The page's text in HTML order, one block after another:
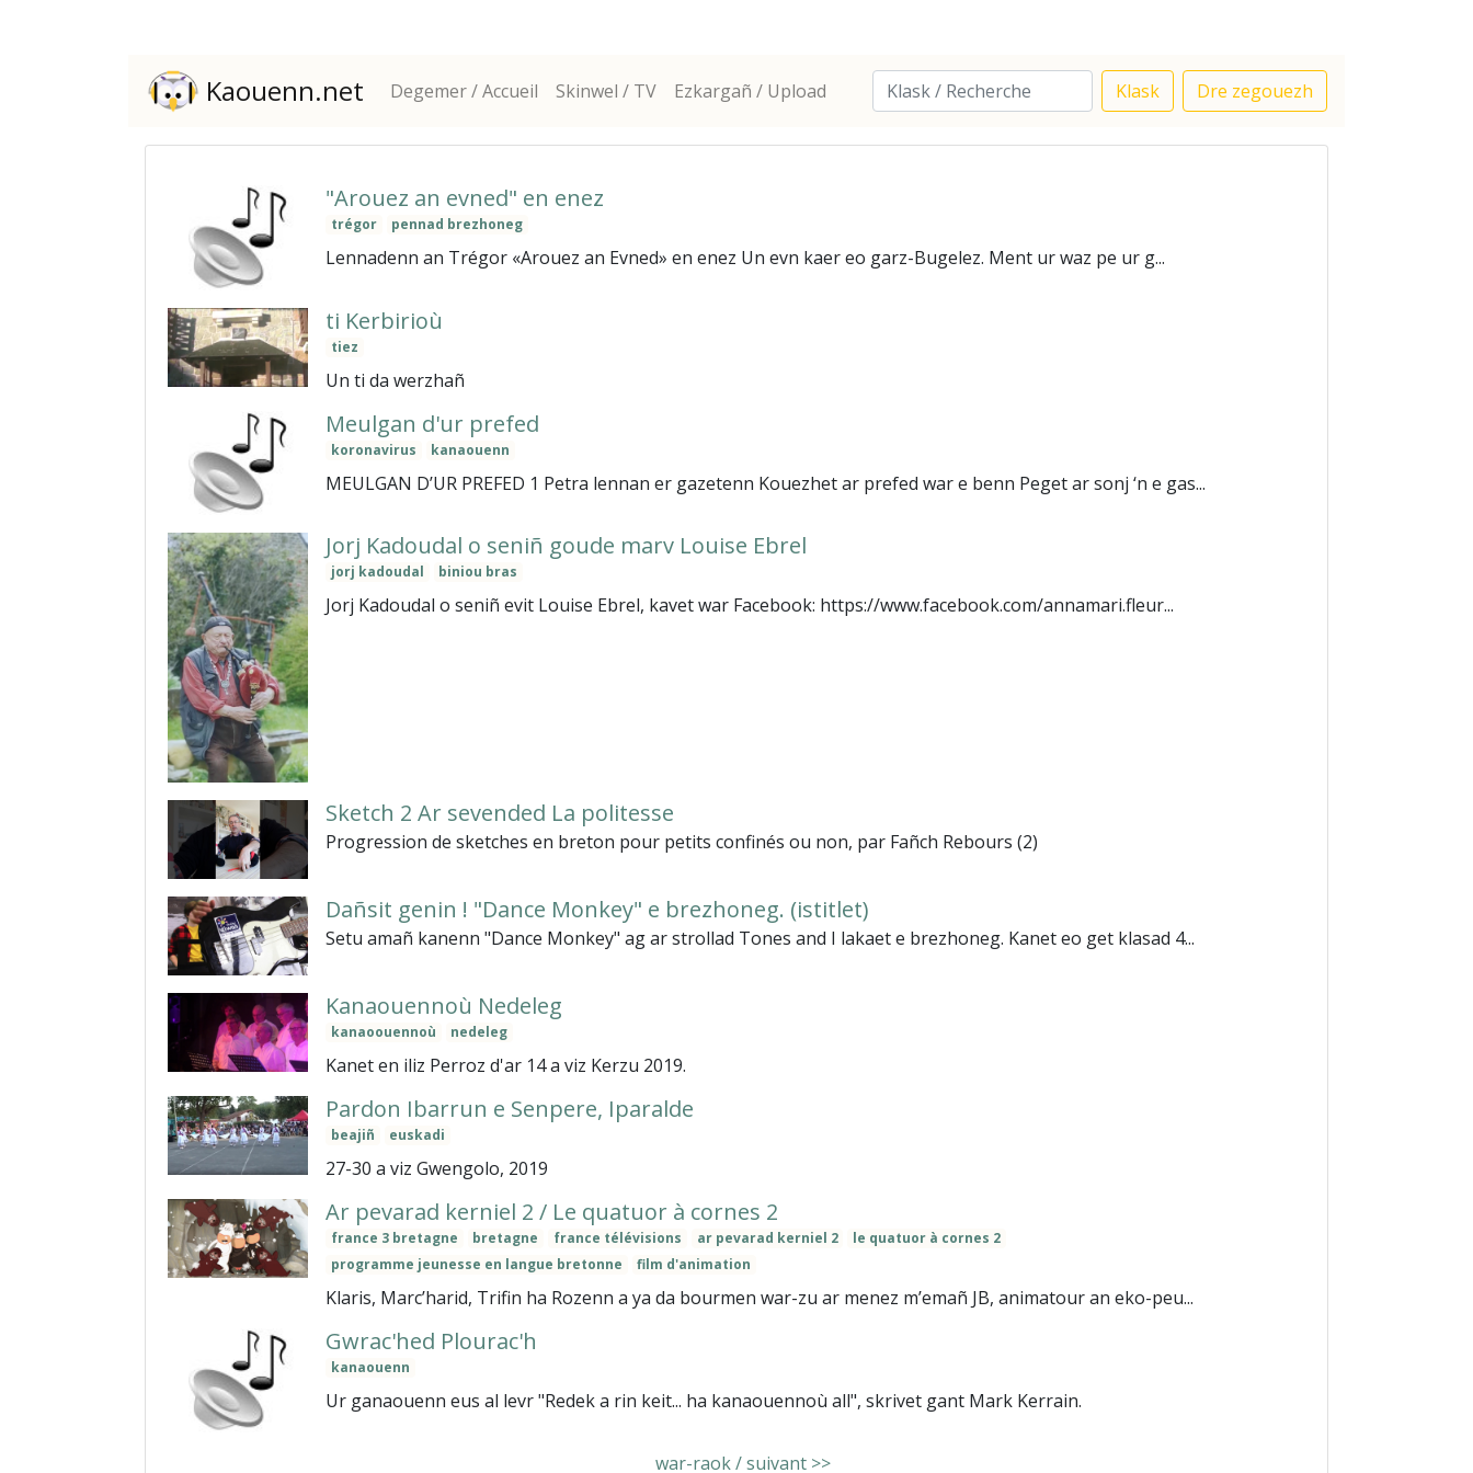
Kaouenn.net Degemer / Accueil Skinwel / TV Ezkargañ / Upload Klask Dre zegouezh
"Arouez an evned" en enez
trégor pennad brezhoneg
Lennadenn an Trégor «Arouez an Evned» en enez Un evn kaer eo garz-Bugelez. Ment ur waz pe ur g...
ti Kerbirioù
tiez
Un ti da werzhañ
Meulgan d'ur prefed
koronavirus kanaouenn
MEULGAN D’UR PREFED 1 Petra lennan er gazetenn Kouezhet ar prefed war e benn Peget ar sonj ‘n e gas...
Jorj Kadoudal o seniñ goude marv Louise Ebrel
jorj kadoudal biniou bras
Jorj Kadoudal o seniñ evit Louise Ebrel, kavet war Facebook: https://www.facebook.com/annamari.fleur...
Sketch 2 Ar sevended La politesse
Progression de sketches en breton pour petits confinés ou non, par Fañch Rebours (2)
Dañsit genin ! "Dance Monkey" e brezhoneg. (istitlet)
Setu amañ kanenn "Dance Monkey" ag ar strollad Tones and I lakaet e brezhoneg. Kanet eo get klasad 4...
Kanaouennoù Nedeleg
kanaoouennoù nedeleg
Kanet en iliz Perroz d'ar 14 a viz Kerzu 2019.
Pardon Ibarrun e Senpere, Iparalde
beajiñ euskadi
27-30 a viz Gwengolo, 2019
Ar pevarad kerniel 2 / Le quatuor à cornes 2
france 3 bretagne bretagne france télévisions ar pevarad kerniel 2
le quatuor à cornes 2
programme jeunesse en langue bretonne
film d'animation
Klaris, Marc’harid, Trifin ha Rozenn a ya da bourmen war-zu ar menez m’emañ JB, animatour an eko-peu...
Gwrac'hed Plourac'h
kanaouenn
Ur ganaouenn eus al levr "Redek a rin keit... ha kanaouennoù all", skrivet gant Mark Kerrain.
war-raok / suivant >>